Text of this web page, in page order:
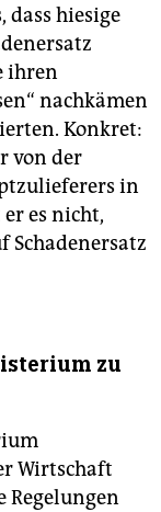
hiesige
ihren
nachkämen
Konkret:
von der
in
es nicht,
zu
Wirtschaft
Regelungen